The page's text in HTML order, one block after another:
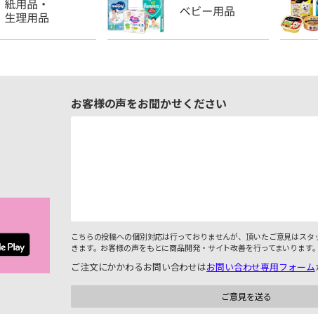
お客様の声をお聞かせください
こちらの投稿への個別対応は行っておりませんが、頂いたご意見はス
きます。お客様の声をもとに商品開発・サイト改善を行ってまいります。
ご注文にかかわるお問い合わせはお問い合わせ専用フォーム